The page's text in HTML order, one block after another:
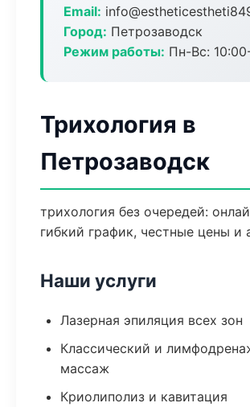
Email:
Город: Петрозаводск
Режим работы: Пн-Вс:
Трихология в
Петрозаводск
трихология без очередей:
гибкий график, честные цены и
Наши услуги
Лазерная эпиляция всех зон
Классический и
массаж
Криолиполиз и кавитация